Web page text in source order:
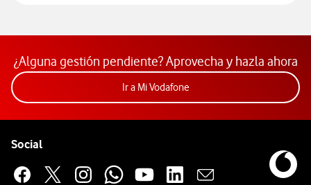
¿Alguna gestión pendiente? Aprovecha y hazla ahora
Ir a Mi VodafoneAcceder a la app Mi
Social